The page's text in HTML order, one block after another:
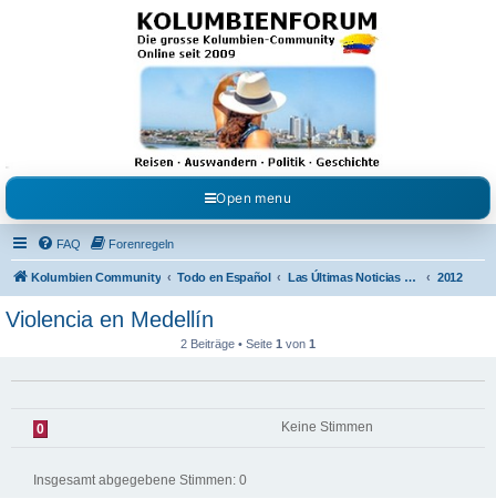
Kolumbienforum - Das
grosse Forum der
Freunde Kolumbiens
Reisen, Auswandern, Kultur, Politik, Geschichte und Visum in Kolumbien und Venezuela.
Austausch, Erfahrungen und Gemeinschaft im Kolumbienforum
Open menu
FAQ Forenregeln
Kolumbien Community Todo en Español Las Últimas Noticias en Español 2012
Violencia en Medellín
2 Beiträge • Seite 1 von 1
0 Keine Stimmen
Insgesamt abgegebene Stimmen: 0